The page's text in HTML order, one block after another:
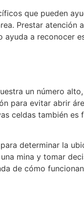
que pueden
Prestar atención
a reconocer
un número
para evitar abrir
celdas también es
determinar la
mina y tomar
de cómo